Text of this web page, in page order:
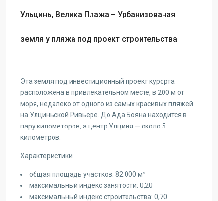
Ульцинь, Велика Плажа – Урбанизованая
земля у пляжа под проект строительства
Эта земля под инвестиционный проект курорта
расположена в привлекательном месте, в 200 м от
моря, недалеко от одного из самых красивых пляжей
на Улциньской Ривьере. До Ада Бояна находится в
пару километоров, а центр Улциня — около 5
километров.
Характеристики:
общая площадь участков: 82.000 м²
максимальный индекс занятости: 0,20
максимальный индекс строительства: 0,70